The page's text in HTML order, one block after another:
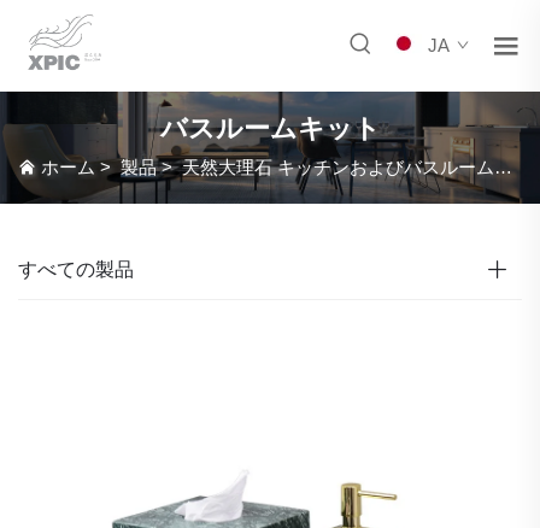
JA
バスルームキット
ホーム>製品>天然大理石 キッチンおよびバスルーム用品
すべての製品